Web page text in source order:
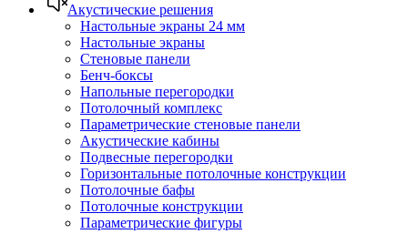
Акустические решения
Настольные экраны 24 мм
Настольные экраны
Стеновые панели
Бенч-боксы
Напольные перегородки
Потолочный комплекс
Параметрические стеновые панели
Акустические кабины
Подвесные перегородки
Горизонтальные потолочные конструкции
Потолочные бафы
Потолочные конструкции
Параметрические фигуры